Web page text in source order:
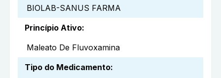
BIOLAB-SANUS FARMA
Princípio Ativo:
Maleato De Fluvoxamina
Tipo do Medicamento: